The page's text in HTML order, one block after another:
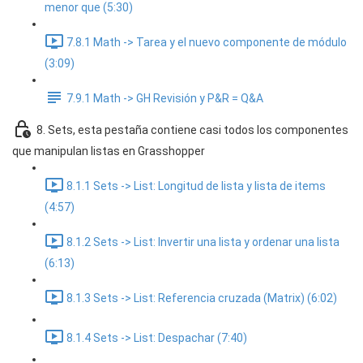
menor que (5:30)
7.8.1 Math -> Tarea y el nuevo componente de módulo
(3:09)
7.9.1 Math -> GH Revisión y P&R = Q&A
8. Sets, esta pestaña contiene casi todos los componentes
que manipulan listas en Grasshopper
8.1.1 Sets -> List: Longitud de lista y lista de items
(4:57)
8.1.2 Sets -> List: Invertir una lista y ordenar una lista
(6:13)
8.1.3 Sets -> List: Referencia cruzada (Matrix) (6:02)
8.1.4 Sets -> List: Despachar (7:40)